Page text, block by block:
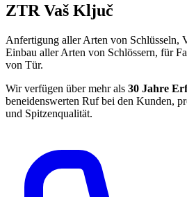
ZTR Vaš Ključ
Anfertigung aller Arten von Schlüsseln,
Einbau aller Arten von Schlössern, für
von Tür.
Wir verfügen über mehr als 30 Jahre
beneidenswerten Ruf bei den Kunden,
und Spitzenqualität.